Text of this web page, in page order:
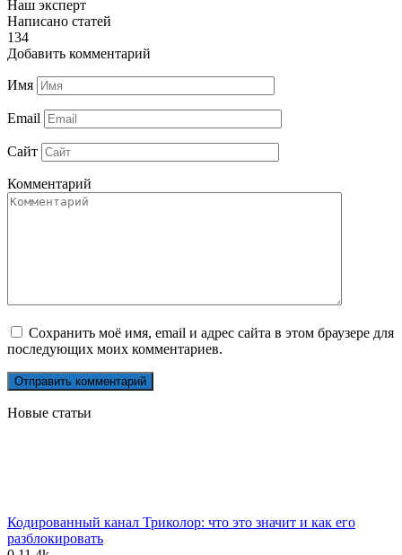
Наш эксперт
Написано статей
134
Добавить комментарий
Имя
Email
Сайт
Комментарий
Сохранить моё имя, email и адрес сайта в этом браузере для
последующих моих комментариев.
Новые статьи
Кодированный канал Триколор: что это значит и как его
разблокировать